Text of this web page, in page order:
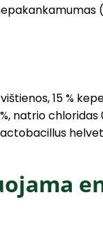
15 %
natrio chloridas